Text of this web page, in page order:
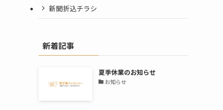
新聞折込チラシ
新着記事
夏季休業のお知らせ
お知らせ